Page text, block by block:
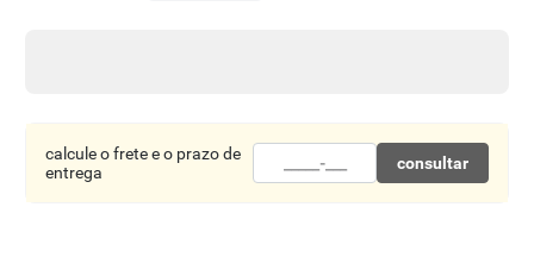
calcule o frete e o prazo de
entrega
consultar